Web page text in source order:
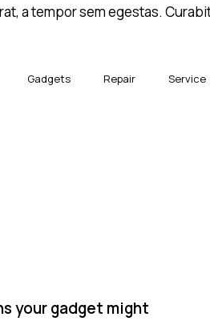
a tempor sem egestas.
Gadgets Repair Service
your gadget might